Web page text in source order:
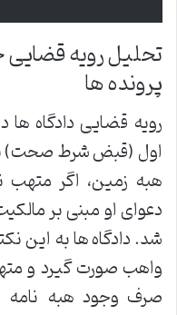
تحلیل رویه قضایی
پرونده ها
رویه قضایی دادگاه
اول (قبض شرط صحت)
هبه زمین، اگر متهب
دعوای او مبنی بر
شد. دادگاه ها به این
واهب صورت گیرد و
صرف وجود هبه نامه